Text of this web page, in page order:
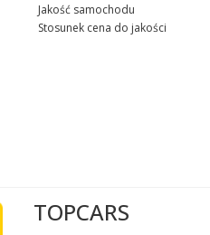
Jakość samochodu
Stosunek cena do jakości
TOPCARS